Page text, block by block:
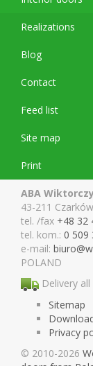
Realizations
Blog
Contact
Feed list
Site map
Print
ABA
43-211
tel. /fax +48 32
tel. kom.: 0 509
e-mail:
POLAND
Delivery
Sitemap
Privacy
© 2010-2026